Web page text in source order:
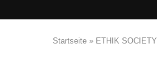
Startseite » ETHIK SOCIETY